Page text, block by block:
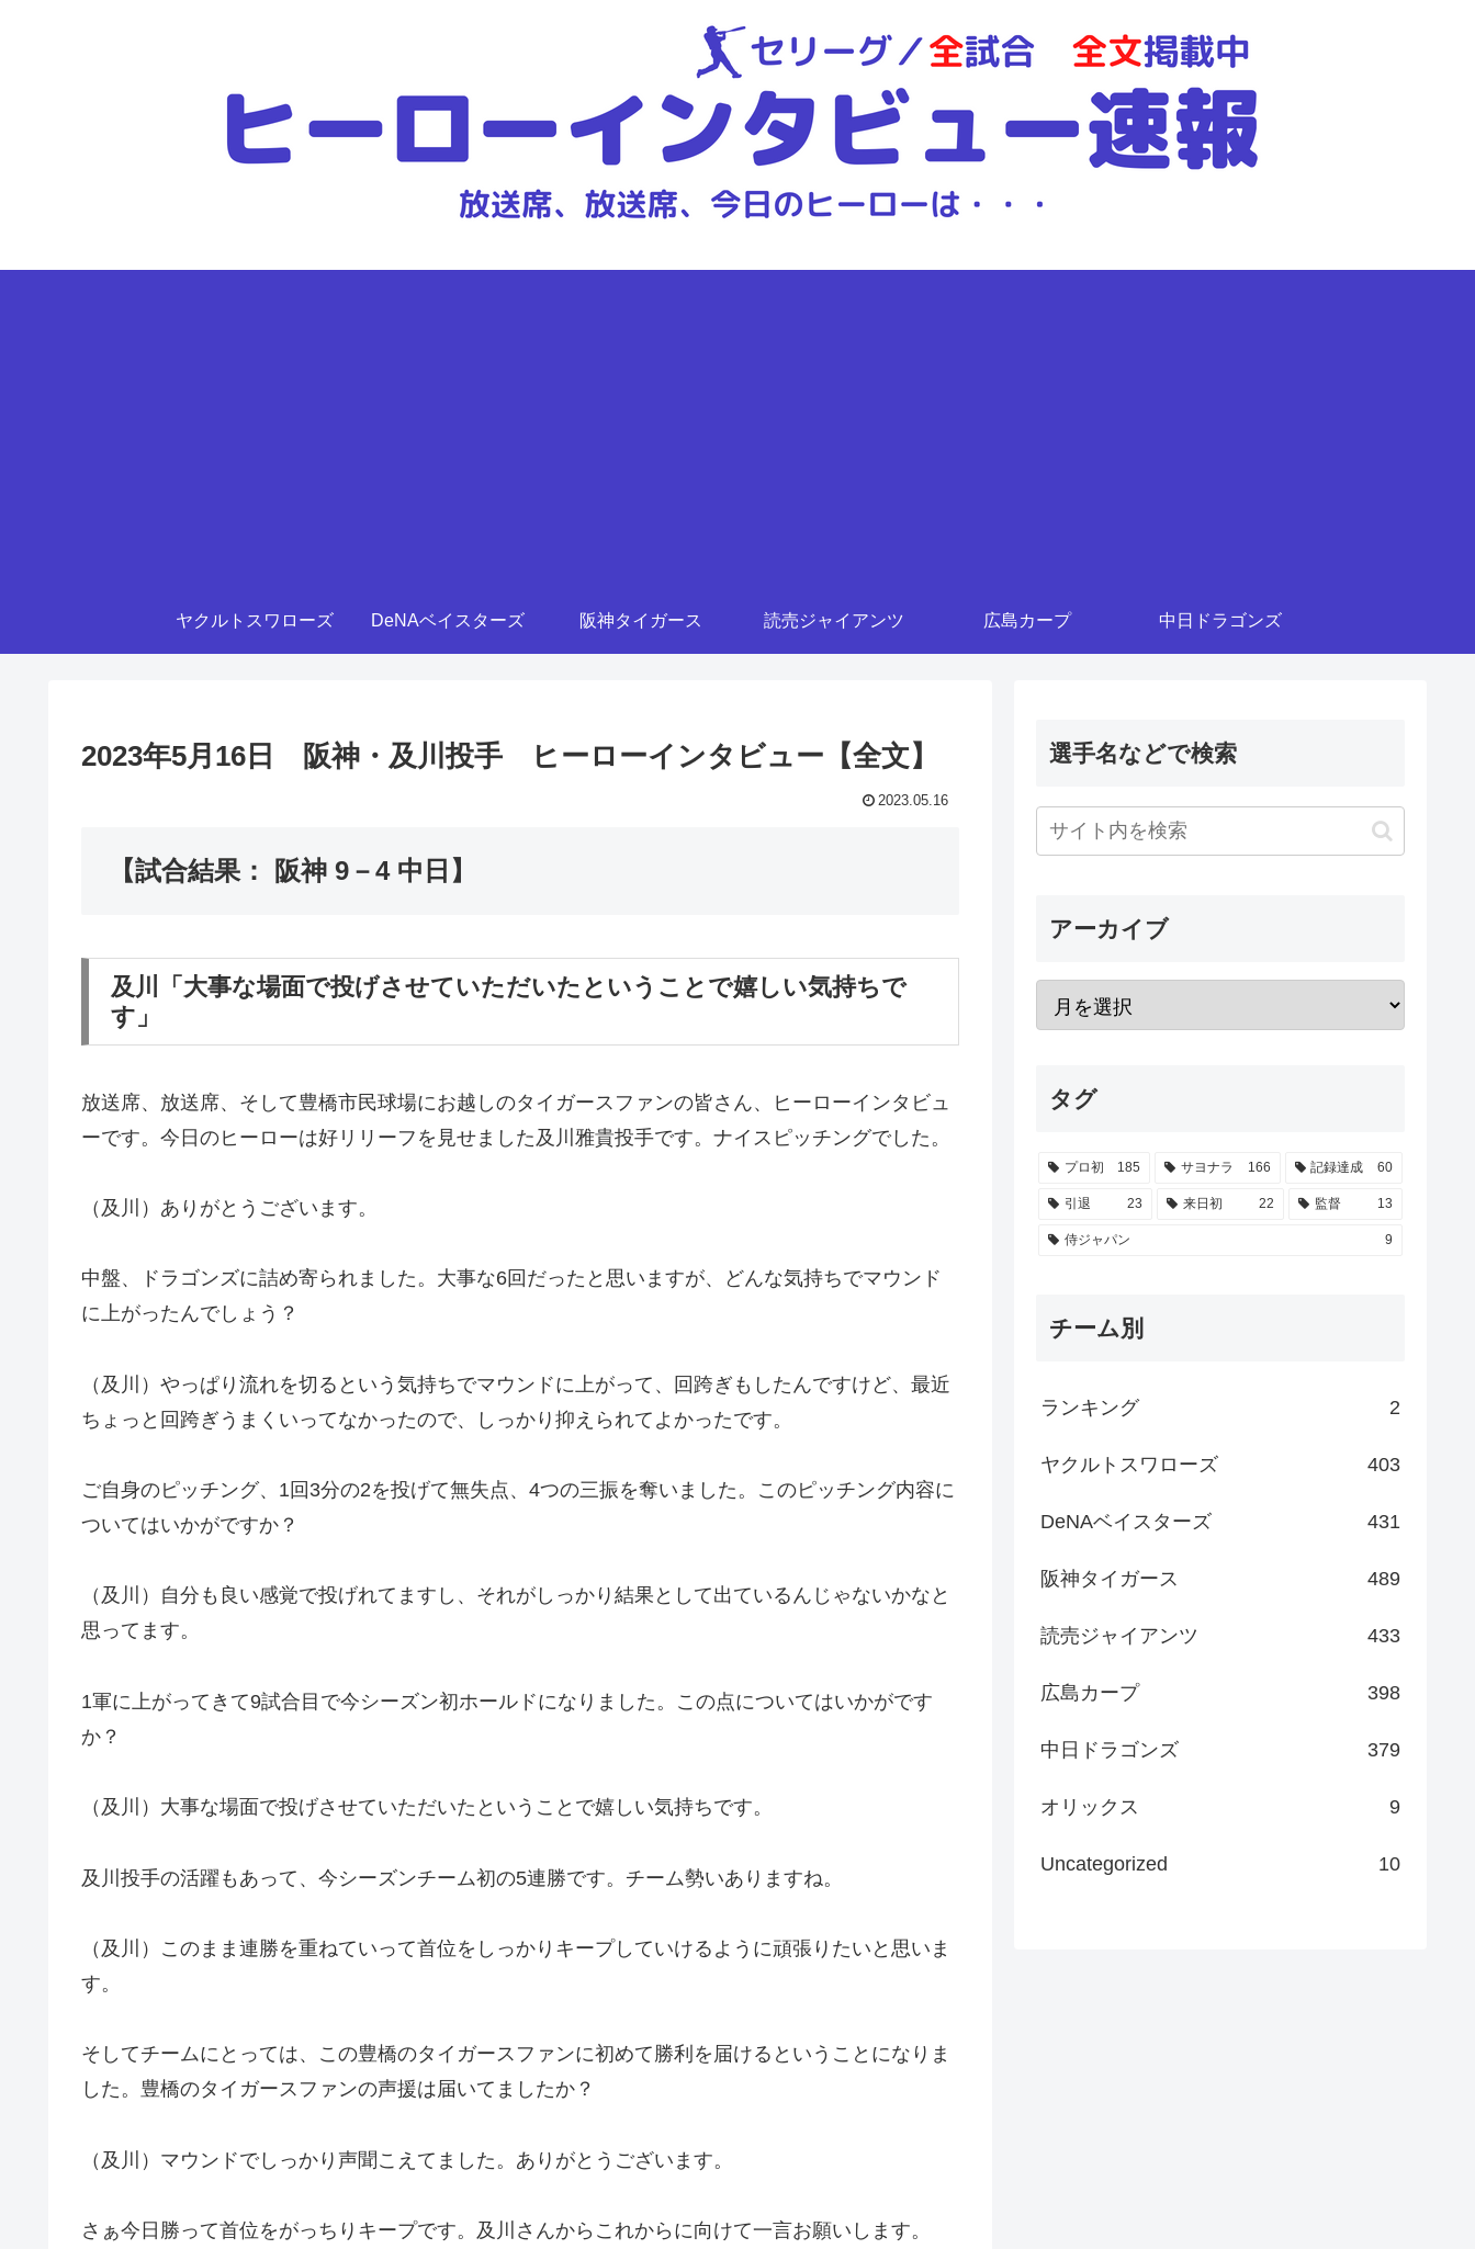
ヤクルトスワローズ DeNAベイスターズ 阪神タイガース 読売ジャイアンツ 広島カープ 中日ドラゴンズ
2023年5月16日 阪神・及川投手 ヒーローインタビュー【全文】
2023.05.16
【試合結果： 阪神 9－4 中日】
及川「大事な場面で投げさせていただいたということで嬉しい気持ちで
す」
放送席、放送席、そして豊橋市民球場にお越しのタイガースファンの皆さん、ヒーローインタビュ
ーです。今日のヒーローは好リリーフを見せました及川雅貴投手です。ナイスピッチングでした。
（及川）ありがとうございます。
中盤、ドラゴンズに詰め寄られました。大事な6回だったと思いますが、どんな気持ちでマウンド
に上がったんでしょう？
（及川）やっぱり流れを切るという気持ちでマウンドに上がって、回跨ぎもしたんですけど、最近
ちょっと回跨ぎうまくいってなかったので、しっかり抑えられてよかったです。
ご自身のピッチング、1回3分の2を投げて無失点、4つの三振を奪いました。このピッチング内容に
ついてはいかがですか？
（及川）自分も良い感覚で投げれてますし、それがしっかり結果として出ているんじゃないかなと
思ってます。
1軍に上がってきて9試合目で今シーズン初ホールドになりました。この点についてはいかがです
か？
（及川）大事な場面で投げさせていただいたということで嬉しい気持ちです。
及川投手の活躍もあって、今シーズンチーム初の5連勝です。チーム勢いありますね。
（及川）このまま連勝を重ねていって首位をしっかりキープしていけるように頑張りたいと思いま
す。
そしてチームにとっては、この豊橋のタイガースファンに初めて勝利を届けるということになりま
した。豊橋のタイガースファンの声援は届いてましたか？
（及川）マウンドでしっかり声聞こえてました。ありがとうございます。
さぁ今日勝って首位をがっちりキープです。及川さんからこれからに向けて一言お願いします。
選手名などで検索
アーカイブ
タグ
プロ初 185 サヨナラ 166 記録達成 60
引退 23 来日初 22 監督 13
侍ジャパン 9
チーム別
ランキング 2
ヤクルトスワローズ 403
DeNAベイスターズ 431
阪神タイガース 489
読売ジャイアンツ 433
広島カープ 398
中日ドラゴンズ 379
オリックス 9
Uncategorized 10